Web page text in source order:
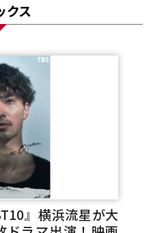
クス
』横浜流星が大